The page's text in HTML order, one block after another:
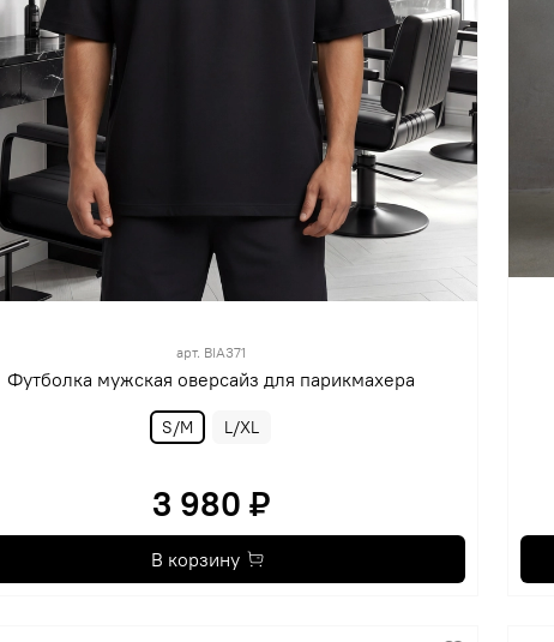
арт. BIA371
Футболка мужская оверсайз для парикмахера
S/M L/XL
3 980 ₽
В корзину